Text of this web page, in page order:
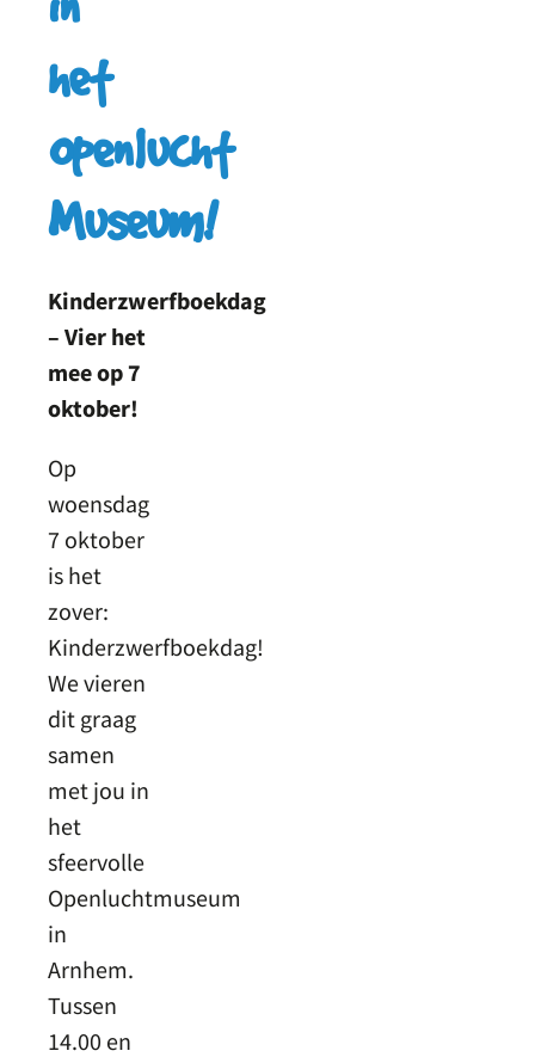
het
Openlucht
Museum!
Kinderzwerfboekdag
– Vier het
mee op 7
oktober!
Op
woensdag
7 oktober
is het
zover:
Kinderzwerfboekdag!
We vieren
dit graag
samen
met jou in
het
sfeervolle
Openluchtmuseum
in
Arnhem.
Tussen
14.00 en